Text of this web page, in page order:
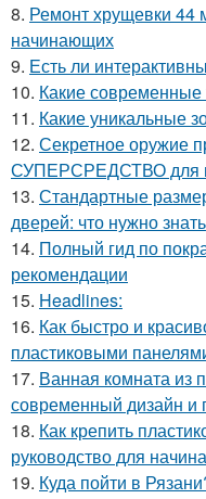
8. Ремонт хрущевки 44
начинающих
9. Есть ли
10. Какие современные
11. Какие уникальные
12. Секретное оружие
СУПЕРСРЕДСТВО для
13. Стандартные
дверей: что нужно знать
14. Полный гид по
рекомендации
15. Headlines:
16. Как быстро и
пластиковыми
17. Ванная комната из
современный дизайн и
18. Как крепить
руководство для
19. Куда пойти в